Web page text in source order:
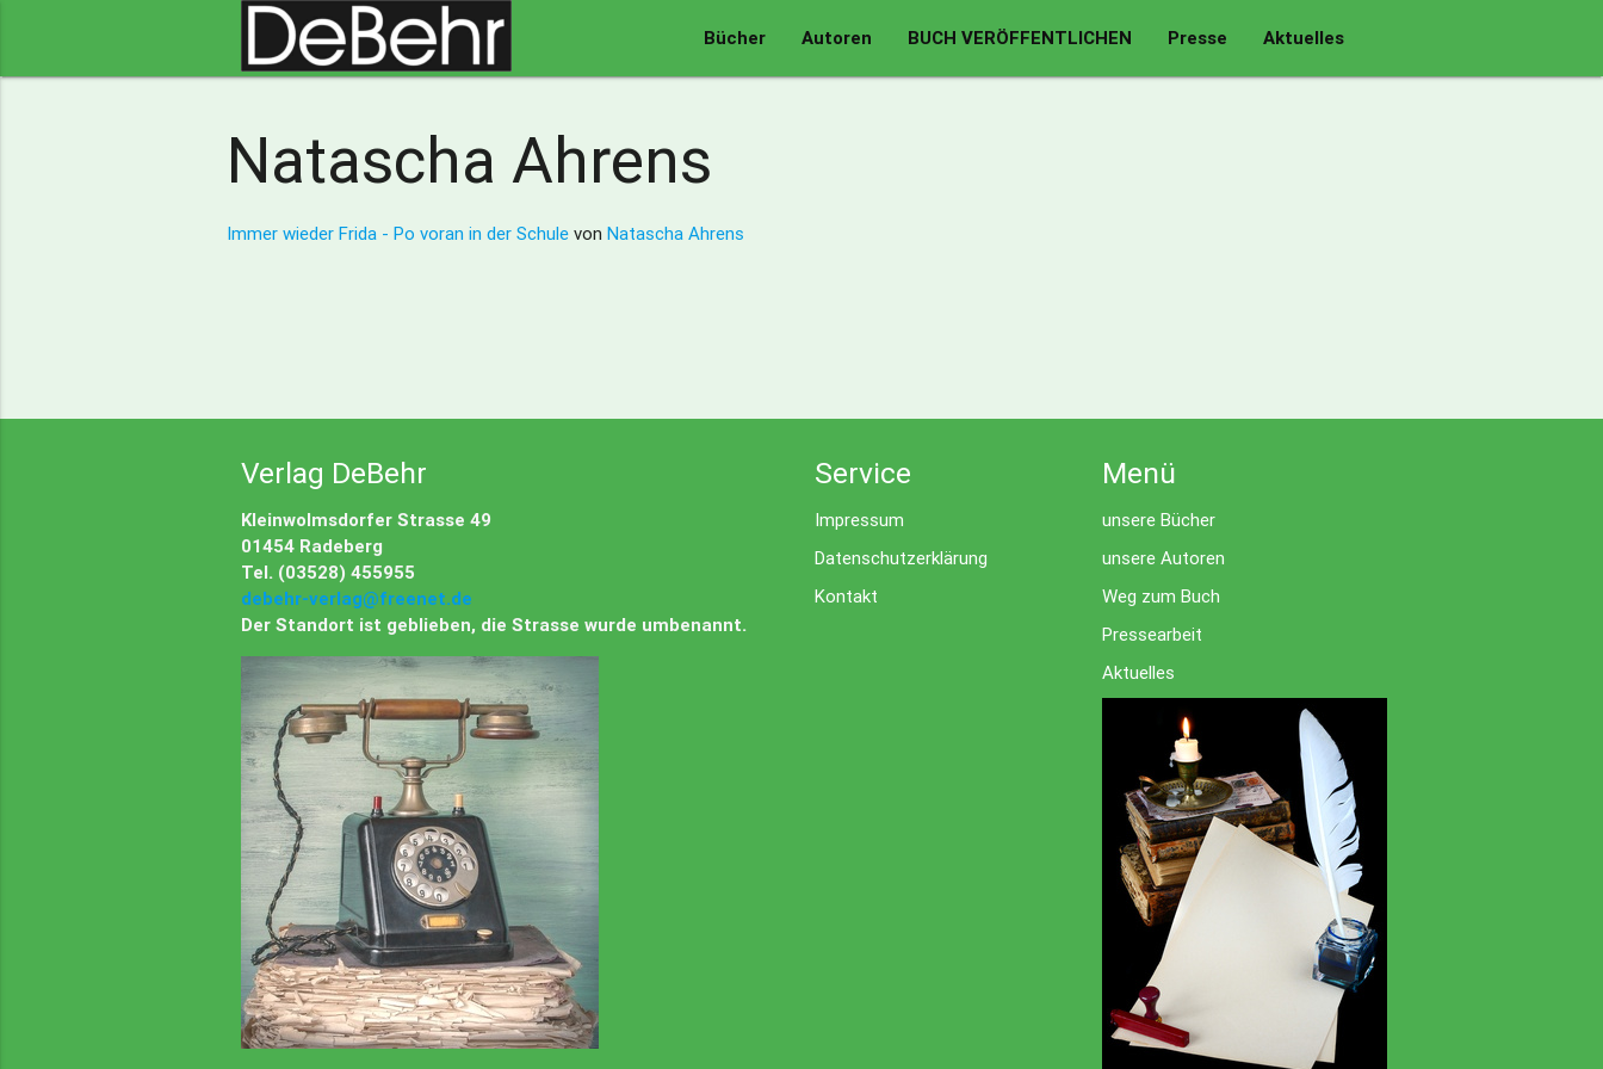
Bücher Autoren BUCH VERÖFFENTLICHEN Presse Aktuelles
Natascha Ahrens
Immer wieder Frida - Po voran in der SchulevonNatascha Ahrens
Verlag DeBehr
Kleinwolmsdorfer Strasse 49
01454 Radeberg
Tel. (03528) 455955
debehr-verlag@freenet.de
Der Standort ist geblieben, die Strasse wurde umbenannt.
Service
Impressum
Datenschutzerklärung
Kontakt
Menü
unsere Bücher
unsere Autoren
Weg zum Buch
Pressearbeit
Aktuelles